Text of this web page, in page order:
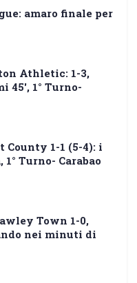
amaro finale per
Athletic: 1-3,
1° Turno-
1-1 (5-4): i
Turno- Carabao
Town 1-0,
nei minuti di